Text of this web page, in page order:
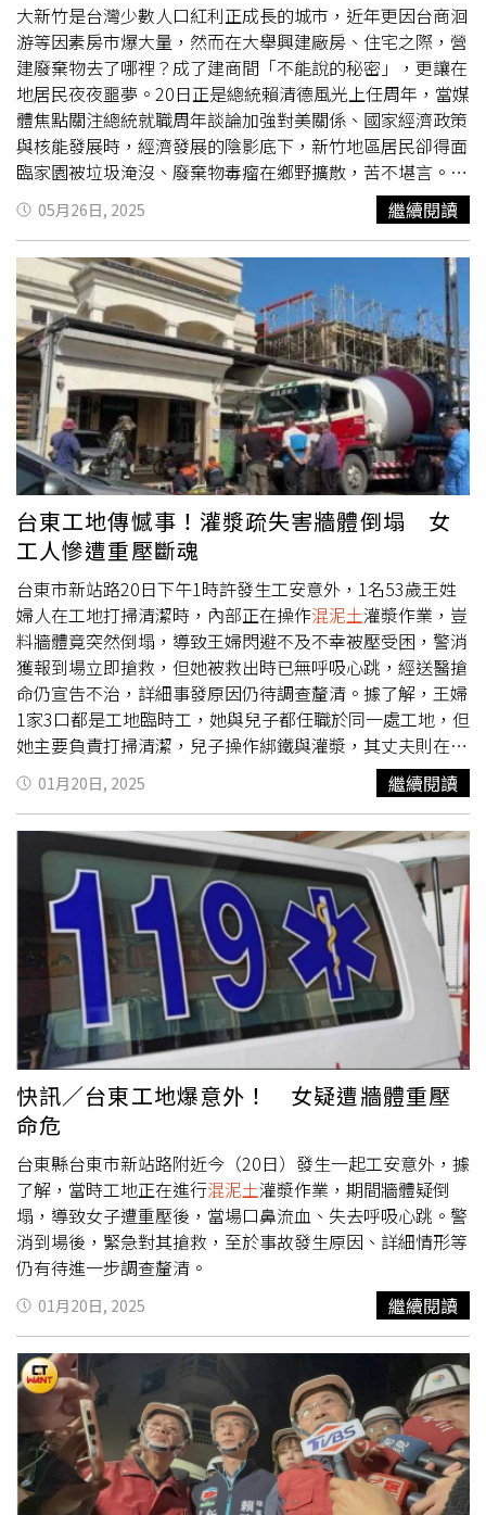
大新竹是台灣少數人口紅利正成長的城市，近年更因台商洄
游等因素房市爆大量，然而在大舉興建廠房、住宅之際，營
建廢棄物去了哪裡？成了建商間「不能說的秘密」，更讓在
地居民夜夜噩夢。20日正是總統賴清德風光上任周年，當媒
體焦點關注總統就職周年談論加強對美關係、國家經濟政策
與核能發展時，經濟發展的陰影底下，新竹地區居民卻得面
臨家園被垃圾淹沒、廢棄物毒瘤在鄉野擴散，苦不堪言。位
處香山區與新竹縣寶山鄉交界，這裡「新竹帝寶」造鎮每坪
近60萬元，吸引竹科人前仆後繼地聞風而來，第一期風光完
銷年底可以交屋，2030就會全區入住，一旁「新竹市華德
福實驗學校」更是吸引不少竹科媽媽趨之若鶩，指名讓孩子
就讀，整座山頭機具進出是熱鬧異常，眼見在地發展，翻過
榮景的另一面，山頭背後實在不忍卒睹。不肖業者租用農
地，先挖走沃土再回填廢棄物，土頭和土尾兩頭賺，近年大
興土木、海量廢棄物產生的新竹地區尤為嚴重。圖為一處新
竹縣濫倒廢棄物土地被查緝。（圖／報系資料庫）深居新竹
市香山區60年的老黎（化名）帶著CTWant記者穿越車水馬
龍的新竹茄苳景觀大道，一旁不起眼的泥土小徑卻詭異地充
滿大車壓痕，老黎直指那裏面是別有故事，入口處還刻意鑿
深形成了泥濘水窪，記者開著車子卻在這漥水坑裡卡住了，
兩人索性下車直接步行上坡，沿路磚頭與木材混雜的廢物佈
滿，走馬了約300公尺到達東香段420號目的地，眼前卻怵
目驚心。老黎說，這裡是三姓公溪的發源地，與百萬新竹人
口生活用水息息相關，眼前近一公頃、深度約1米的垃圾山
太駭人，在紅磚頭、輕隔間、甘蔗板、泡棉、混泥土 中，夾
雜了不少帆布、報紙、飲料瓶、衛生棉，遠眺卻是「華德
福」美麗校園和大興土木的「新竹帝寶」，輝映之下顯得格
外諷刺。另一位居民說，當年這片山坡地開始有廢棄物時，
正巧是華德福動工的時候，而華德福與新竹棒球場的承包商
都是巨佳營造公司，棒球場內的廢棄土可能的來源也引發聯
想，市府主管單位不能再忽視。據內政部統計，2024年全
台核發住宅類使用執照達13.8萬戶是近十年新高，2025年
使照核發戶數更可能再爆天量，全台進入「交屋潮」時代，
新竹縣更已多年榮登使用執照「非六都」最大面積縣市。一
名知情人士向CTWant透露，新竹科學園區受惠台商回流等
因素，近年仍持續勃發，即使美國關稅大戰仍不滅威風，包
含寶山、香山等竹科「蛋白區」廠房、住宅是持續擴建。新
竹市政府強調，查緝垃圾山源頭不會妥協，過去有不良紀錄
的廠商，市府也會加強查緝棄土流向。（圖／報系資料庫）
然而，於此同時全國「營建剩餘土方」近十年成長75％，合
法處理場胃納量根本不到一半，主管機關內政部還被監察院
糾正，營建廢棄物的去向備受關注。在地一間建商高層透
露，建設公司向銀行申請「土建融」貸款，並依照興建進度
撥款時，銀行會派員查看工地垃圾狀況，業主為了不擔誤放
款，只管清走廢棄物，但並不管受託業者將廢棄物運到哪
去，而桃園、新竹、苗栗淺山丘陵地的「山坳」地形，就常
被業者作為建築棄土的落腳處，「先倒先贏」接著再種竹子
掩人耳目。居民傳得沸沸揚揚，直指華德福承包商恐與這塊
「垃圾山」有關之際，新竹市政府環保局廢棄物處理科科長
賴衍臻表示，上述地段土地的廢棄物已依《廢棄物清理法》
移送新竹地檢署偵辦，至於嫌疑人則暫予保密；華德福的承
包商過去的確曾在新竹棒球場出包，市府正在盤點其歷年所
承包的工程，也會追查其營建廢棄物流向。華德福承包商則
說，對指控內容一無所悉。
05月26日, 2025 繼續閱讀
台東工地傳憾事！灌漿疏失害牆體倒塌 女
工人慘遭重壓斷魂
台東市新站路20日下午1時許發生工安意外，1名53歲王姓
婦人在工地打掃清潔時，內部正在操作混泥土灌漿作業，豈
料牆體竟突然倒塌，導致王婦閃避不及不幸被壓受困，警消
獲報到場立即搶救，但她被救出時已無呼吸心跳，經送醫搶
命仍宣告不治，詳細事發原因仍待調查釐清。據了解，王婦
1家3口都是工地臨時工，她與兒子都任職於同一處工地，但
她主要負責打掃清潔，兒子操作綁鐵與灌漿，其丈夫則在另
處工地上班，事發時工地內正在實施2戶透天厝工程，未料
再進行混泥土灌漿作業時，牆面疑因承受不住壓力斷裂，導
致鄰戶磚造圍牆瞬間倒塌。王婦當時正緊鄰該處實施清理水
泥石塊作業，沒想到磚造圍牆無預警崩塌，王婦見狀時已來
不及閃避逃命，造成她頸部以下慘遭壓傷，不僅嚴重擠壓且
一度受困，傷勢相當嚴重危急。警方表示，下午1時許獲
報，新站路1處建築工地有人遭倒塌牆體壓住受困，警方會
同消防員趕赴馳援，到場後迅速將王婦脫困救出，救護員初
步檢傷但她已無呼吸心跳，交由救護車緊急送醫搶命後，仍
因傷重不幸宣告不治，過年將至不料卻發生意外，使王婦從
此天人永隔，其家屬得知噩耗後皆難以接受，詳細事發原因
仍待警方進一步調查釐清。
01月20日, 2025 繼續閱讀
快訊／台東工地爆意外！ 女疑遭牆體重壓
命危
台東縣台東市新站路附近今（20日）發生一起工安意外，據
了解，當時工地正在進行混泥土灌漿作業，期間牆體疑倒
塌，導致女子遭重壓後，當場口鼻流血、失去呼吸心跳。警
消到場後，緊急對其搶救，至於事故發生原因、詳細情形等
仍有待進一步調查釐清。
01月20日, 2025 繼續閱讀